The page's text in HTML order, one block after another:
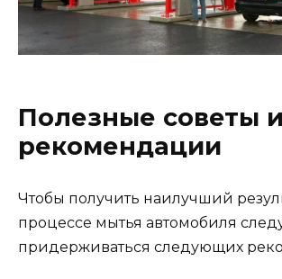
Полезные советы и
рекомендации
Чтобы получить наилучший
процессе мытья автомобиля
придерживаться следующих